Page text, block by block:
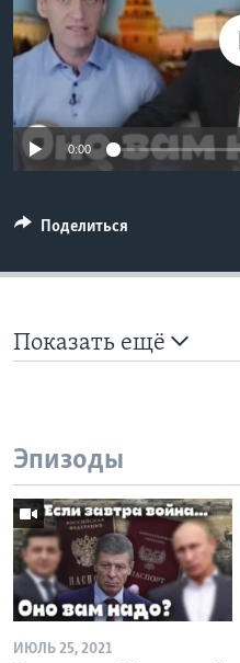
Learning English
СОЦИАЛЬНЫЕ СЕТИ
No media
0:00
Поделиться
Показать ещё
Эпизоды
ИЮЛЬ 25, 2021